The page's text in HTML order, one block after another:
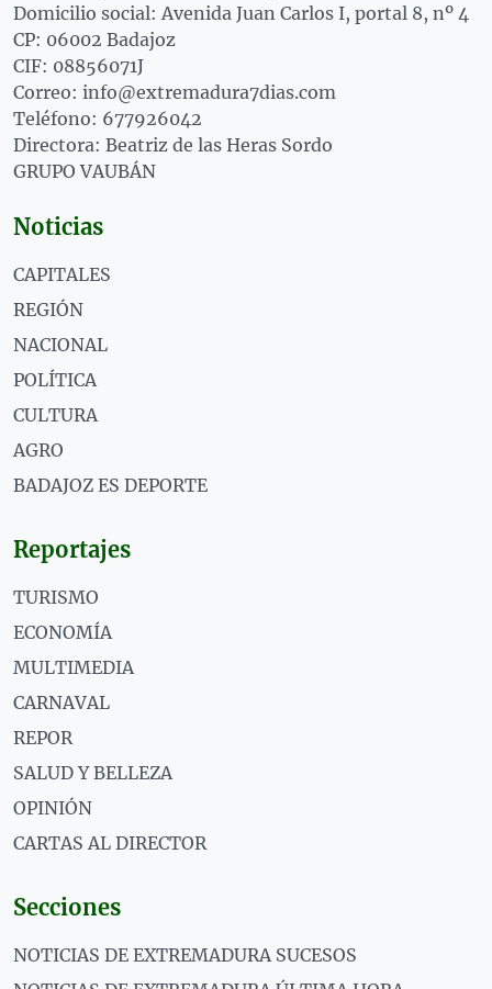
Domicilio social: Avenida Juan Carlos I, portal 8, nº 4
CP: 06002 Badajoz
CIF: 08856071J
Correo: info@extremadura7dias.com
Teléfono: 677926042
Directora: Beatriz de las Heras Sordo
GRUPO VAUBÁN
Noticias
CAPITALES
REGIÓN
NACIONAL
POLÍTICA
CULTURA
AGRO
BADAJOZ ES DEPORTE
Reportajes
TURISMO
ECONOMÍA
MULTIMEDIA
CARNAVAL
REPOR
SALUD Y BELLEZA
OPINIÓN
CARTAS AL DIRECTOR
Secciones
NOTICIAS DE EXTREMADURA SUCESOS